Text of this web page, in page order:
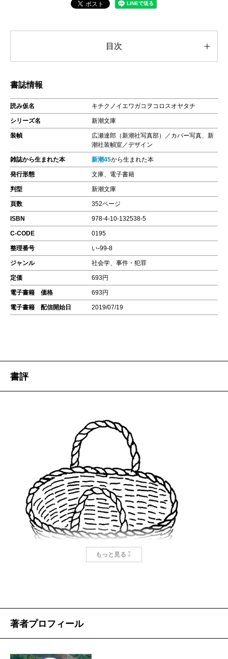
目次
書誌情報
読み仮名 キチクノイエワガコヲコロスオヤタチ
シリーズ名 新潮文庫
装幀
広瀬達郎（新潮社写真部）／カバー写真、新
潮社装幀室／デザイン
雑誌から生まれた本 新潮45から生まれた本
発行形態 文庫、電子書籍
判型 新潮文庫
頁数 352ページ
ISBN 978-4-10-132538-5
C-CODE 0195
整理番号 い-99-8
ジャンル 社会学、事件・犯罪
定価 693円
電子書籍 価格 693円
電子書籍 配信開始日 2019/07/19
書評
虐待事件の「元凶」を追って
福田ますみ
もっと見る
著者プロフィール